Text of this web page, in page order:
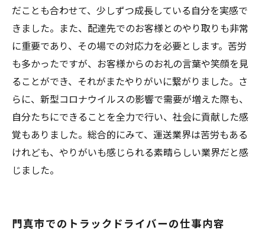
だことも合わせて、少しずつ成長している自分を実感で
きました。また、配達先でのお客様とのやり取りも非常
に重要であり、その場での対応力を必要とします。苦労
も多かったですが、お客様からのお礼の言葉や笑顔を見
ることができ、それがまたやりがいに繋がりました。さ
らに、新型コロナウイルスの影響で需要が増えた際も、
自分たちにできることを全力で行い、社会に貢献した感
覚もありました。総合的にみて、運送業界は苦労もある
けれども、やりがいも感じられる素晴らしい業界だと感
じました。
門真市でのトラックドライバーの仕事内容